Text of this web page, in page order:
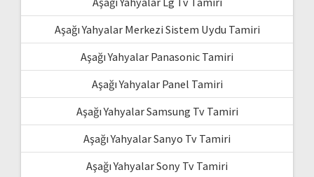
Aşağı Yahyalar Merkezi Sistem Uydu Tamiri
Aşağı Yahyalar Panasonic Tamiri
Aşağı Yahyalar Panel Tamiri
Aşağı Yahyalar Samsung Tv Tamiri
Aşağı Yahyalar Sanyo Tv Tamiri
Aşağı Yahyalar Sony Tv Tamiri